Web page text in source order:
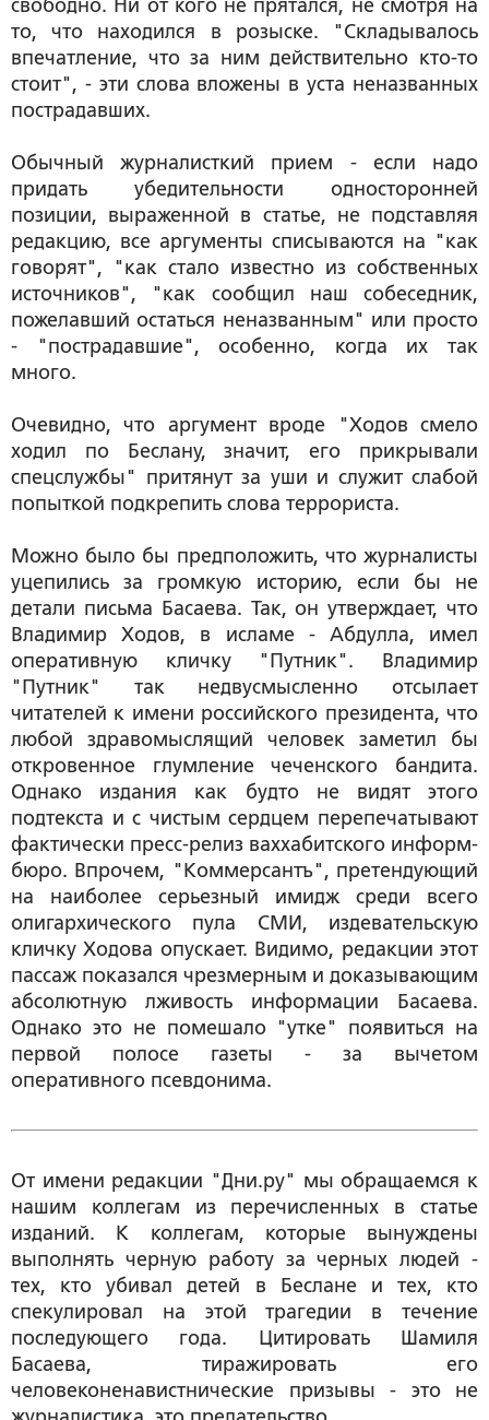
свободно. Ни от кого не прятался, не смотря на
то, что находился в розыске. "Складывалось
впечатление, что за ним действительно кто-то
стоит", - эти слова вложены в уста неназванных
пострадавших.
Обычный журналисткий прием - если надо
придать убедительности односторонней
позиции, выраженной в статье, не подставляя
редакцию, все аргументы списываются на "как
говорят", "как стало известно из собственных
источников", "как сообщил наш собеседник,
пожелавший остаться неназванным" или просто
- "пострадавшие", особенно, когда их так
много.
Очевидно, что аргумент вроде "Ходов смело
ходил по Беслану, значит, его прикрывали
спецслужбы" притянут за уши и служит слабой
попыткой подкрепить слова террориста.
Можно было бы предположить, что журналисты
уцепились за громкую историю, если бы не
детали письма Басаева. Так, он утверждает, что
Владимир Ходов, в исламе - Абдулла, имел
оперативную кличку "Путник". Владимир
"Путник" так недвусмысленно отсылает
читателей к имени российского президента, что
любой здравомыслящий человек заметил бы
откровенное глумление чеченского бандита.
Однако издания как будто не видят этого
подтекста и с чистым сердцем перепечатывают
фактически пресс-релиз ваххабитского информ-
бюро. Впрочем, "Коммерсантъ", претендующий
на наиболее серьезный имидж среди всего
олигархического пула СМИ, издевательскую
кличку Ходова опускает. Видимо, редакции этот
пассаж показался чрезмерным и доказывающим
абсолютную лживость информации Басаева.
Однако это не помешало "утке" появиться на
первой полосе газеты - за вычетом
оперативного псевдонима.
От имени редакции "Дни.ру" мы обращаемся к
нашим коллегам из перечисленных в статье
изданий. К коллегам, которые вынуждены
выполнять черную работу за черных людей -
тех, кто убивал детей в Беслане и тех, кто
спекулировал на этой трагедии в течение
последующего года. Цитировать Шамиля
Басаева, тиражировать его
человеконенавистнические призывы - это не